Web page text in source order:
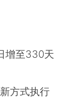
增至330天
方式执行